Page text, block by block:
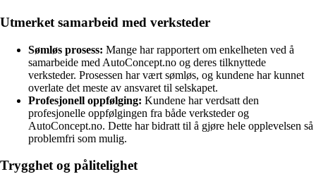
Utmerket samarbeid med verksteder
Sømløs prosess: Mange har rapportert om enkelheten ved å
samarbeide med AutoConcept.no og deres tilknyttede
verksteder. Prosessen har vært sømløs, og kundene har kunnet
overlate det meste av ansvaret til selskapet.
Profesjonell oppfølging: Kundene har verdsatt den
profesjonelle oppfølgingen fra både verksteder og
AutoConcept.no. Dette har bidratt til å gjøre hele opplevelsen så
problemfri som mulig.
Trygghet og pålitelighet